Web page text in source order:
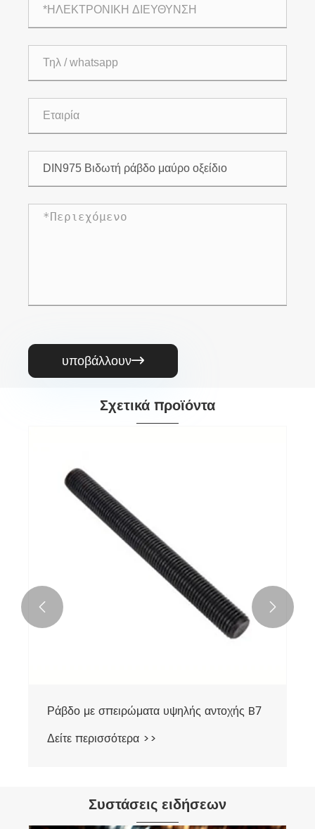
υποβάλλουν
Σχετικά προϊόντα
Ράβδο με σπειρώματα υψηλής αντοχής B7
Δείτε περισσότερα >>
 
Συστάσεις ειδήσεων